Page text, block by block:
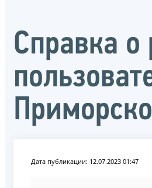
Справка
Дата публикации: 12.07.2023 01:47